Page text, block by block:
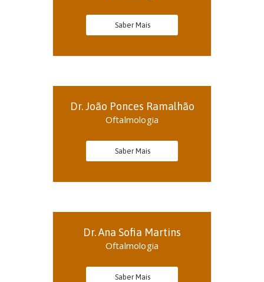
Saber Mais
Dr. João Ponces Ramalhão
Oftalmologia
Saber Mais
Dr. Ana Sofia Martins
Oftalmologia
Saber Mais